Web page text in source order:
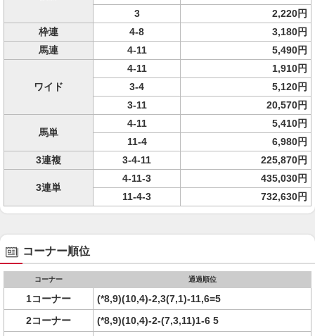
3
2,220円
枠連
4-8
3,180円
馬連
4-11 5,490円
ワイド
4-11
1,910円
3-4
5,120円
3-11
20,570円
馬単
4-11
5,410円
11-4
6,980円
3連複
3-4-11 225,870円
3連単
4-11-3
435,030円
11-4-3
732,630円
コーナー順位
コーナー 通過順位
1コーナー
(*8,9)(10,4)-2,3(7,1)-11,6=5
2コーナー
(*8,9)(10,4)-2-(7,3,11)1-6 5